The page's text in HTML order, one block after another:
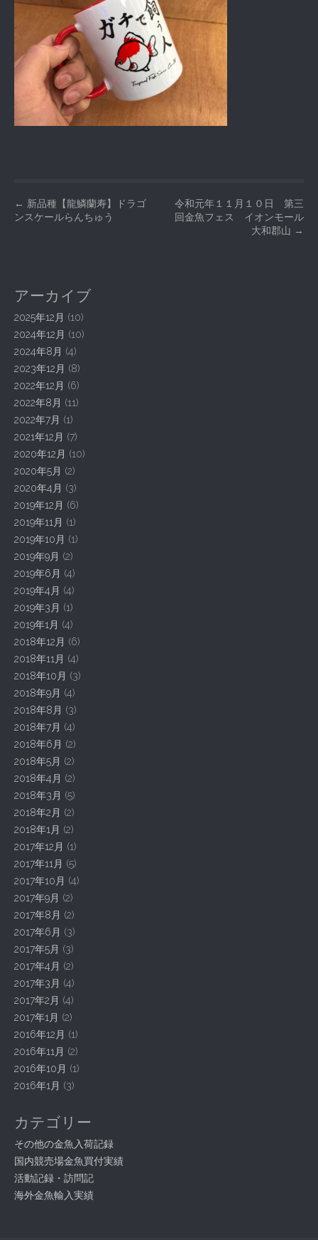
P
o
n
a
v
i
g
a
t
i
o
n
← 新品種【龍鱗蘭寿】ドラゴ
ンスケールらんちゅう
令和元年１１月１０日 第三
回金魚フェス イオンモール
大和郡山 →
アーカイブ
2025年12月 (10)
2024年12月 (10)
2024年8月 (4)
2023年12月 (8)
2022年12月 (6)
2022年8月 (11)
2022年7月 (1)
2021年12月 (7)
2020年12月 (10)
2020年5月 (2)
2020年4月 (3)
2019年12月 (6)
2019年11月 (1)
2019年10月 (1)
2019年9月 (2)
2019年6月 (4)
2019年4月 (4)
2019年3月 (1)
2019年1月 (4)
2018年12月 (6)
2018年11月 (4)
2018年10月 (3)
2018年9月 (4)
2018年8月 (3)
2018年7月 (4)
2018年6月 (2)
2018年5月 (2)
2018年4月 (2)
2018年3月 (5)
2018年2月 (2)
2018年1月 (2)
2017年12月 (1)
2017年11月 (5)
2017年10月 (4)
2017年9月 (2)
2017年8月 (2)
2017年6月 (3)
2017年5月 (3)
2017年4月 (2)
2017年3月 (4)
2017年2月 (4)
2017年1月 (2)
2016年12月 (1)
2016年11月 (2)
2016年10月 (1)
2016年1月 (3)
カテゴリー
その他の金魚入荷記録
国内競売場金魚買付実績
活動記録・訪問記
海外金魚輸入実績